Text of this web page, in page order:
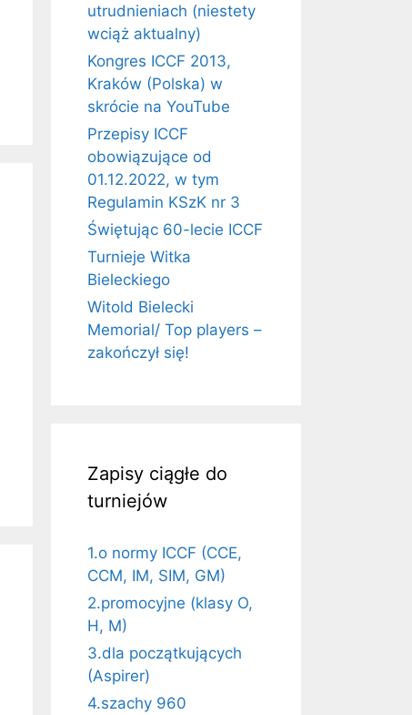
utrudnieniach (niestety
wciąż aktualny)
Kongres ICCF 2013,
Kraków (Polska) w
skrócie na YouTube
Przepisy ICCF
obowiązujące od
01.12.2022, w tym
Regulamin KSzK nr 3
Świętując 60-lecie ICCF
Turnieje Witka
Bieleckiego
Witold Bielecki
Memorial/ Top players –
zakończył się!
Zapisy ciągłe do
turniejów
1.o normy ICCF (CCE,
CCM, IM, SIM, GM)
2.promocyjne (klasy O,
H, M)
3.dla początkujących
(Aspirer)
4.szachy 960